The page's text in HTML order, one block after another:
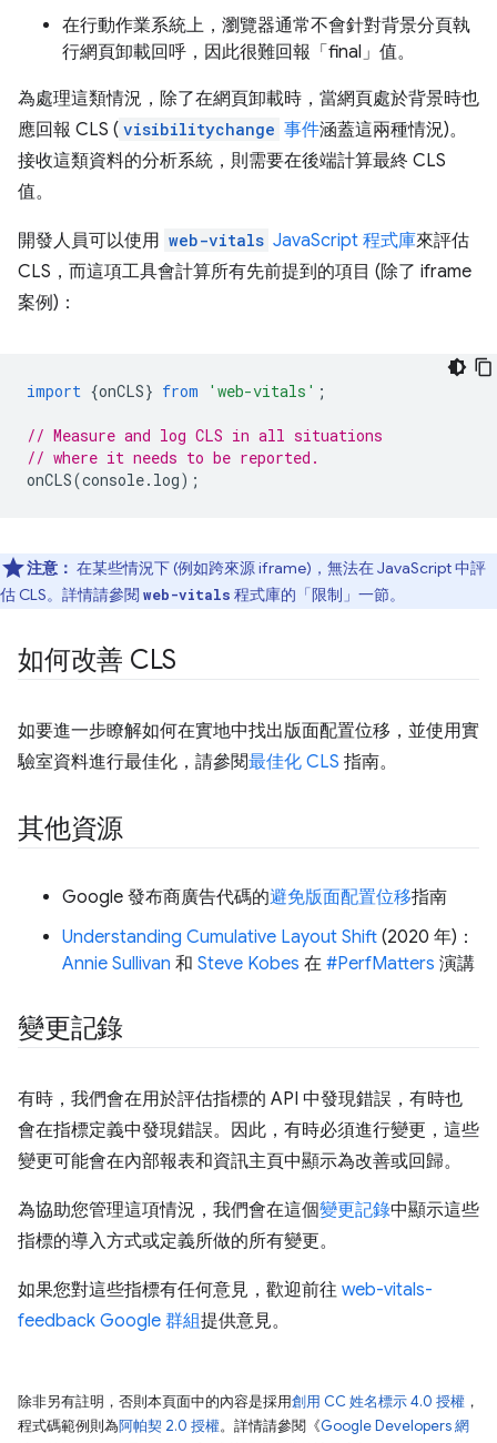
在行動作業系統上，瀏覽器通常不會針對背景分頁執
行網頁卸載回呼，因此很難回報「final」值。
為處理這類情況，除了在網頁卸載時，當網頁處於背景時也
應回報 CLS ( visibilitychange 事件涵蓋這兩種情況)。
接收這類資料的分析系統，則需要在後端計算最終 CLS
值。
開發人員可以使用 web-vitals JavaScript 程式庫來評估
CLS，而這項工具會計算所有先前提到的項目 (除了 iframe
案例)：
import {onCLS} from 'web-vitals' ;
// Measure and log CLS in all situations
// where it needs to be reported.
onCLS(console. log);
注意： 在某些情況下 (例如跨來源 iframe)，無法在 JavaScript 中評
估 CLS。詳情請參閱 web-vitals 程式庫的「限制」 一節。
如何改善 CLS
如要進一步瞭解如何在實地中找出版面配置位移，並使用實
驗室資料進行最佳化，請參閱最佳化 CLS 指南。
其他資源
Google 發布商廣告代碼的避免版面配置位移指南
Understanding Cumulative Layout Shift (2020 年)：
Annie Sullivan 和 Steve Kobes 在 #PerfMatters 演講
變更記錄
有時，我們會在用於評估指標的 API 中發現錯誤，有時也
會在指標定義中發現錯誤。因此，有時必須進行變更，這些
變更可能會在內部報表和資訊主頁中顯示為改善或回歸。
為協助您管理這項情況，我們會在這個變更記錄中顯示這些
指標的導入方式或定義所做的所有變更。
如果您對這些指標有任何意見，歡迎前往 web-vitals-
feedback Google 群組提供意見。
除非另有註明，否則本頁面中的內容是採用創用 CC 姓名標示 4.0 授權 ，
程式碼範例則為阿帕契 2.0 授權。詳情請參閱《Google Developers 網